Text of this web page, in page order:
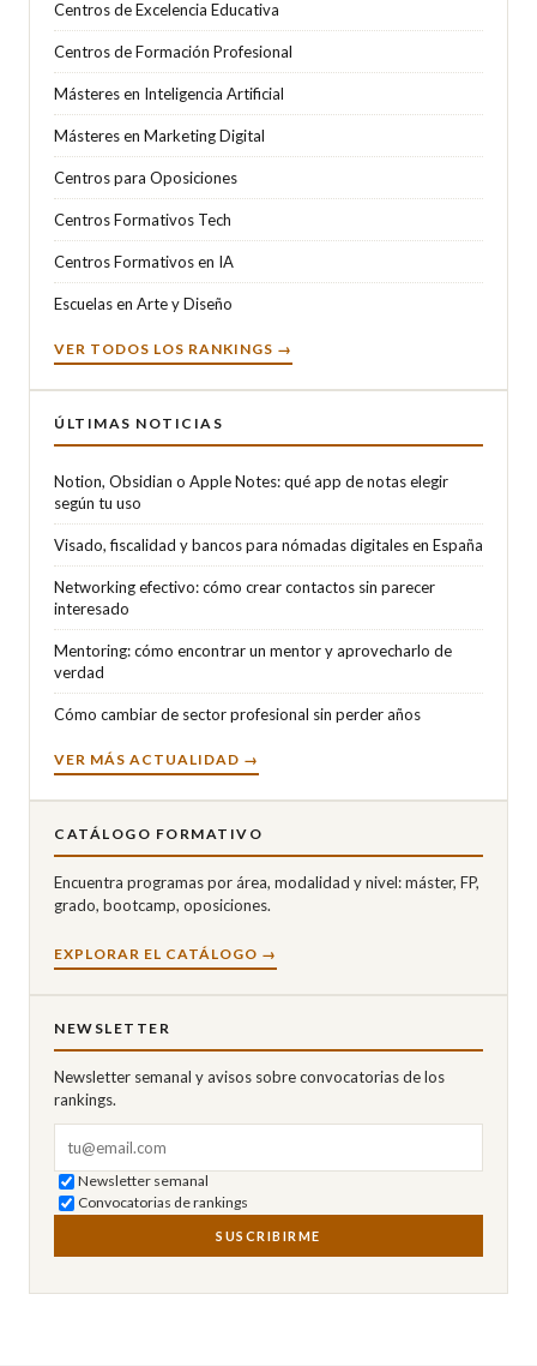
Centros de Excelencia Educativa
Centros de Formación Profesional
Másteres en Inteligencia Artificial
Másteres en Marketing Digital
Centros para Oposiciones
Centros Formativos Tech
Centros Formativos en IA
Escuelas en Arte y Diseño
VER TODOS LOS RANKINGS →
ÚLTIMAS NOTICIAS
Notion, Obsidian o Apple Notes: qué app de notas elegir
según tu uso
Visado, fiscalidad y bancos para nómadas digitales en España
Networking efectivo: cómo crear contactos sin parecer
interesado
Mentoring: cómo encontrar un mentor y aprovecharlo de
verdad
Cómo cambiar de sector profesional sin perder años
VER MÁS ACTUALIDAD →
CATÁLOGO FORMATIVO
Encuentra programas por área, modalidad y nivel: máster, FP,
grado, bootcamp, oposiciones.
EXPLORAR EL CATÁLOGO →
NEWSLETTER
Newsletter semanal y avisos sobre convocatorias de los
rankings.
Newsletter semanal
Convocatorias de rankings
SUSCRIBIRME